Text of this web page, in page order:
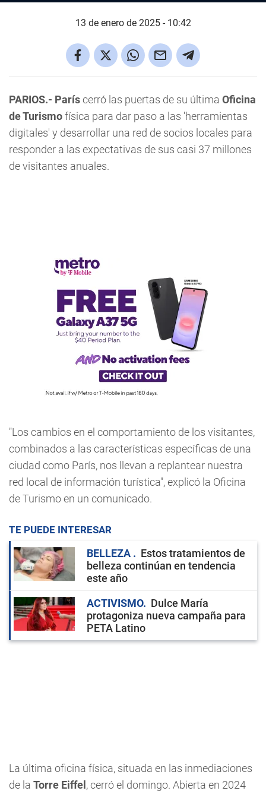
13 de enero de 2025 - 10:42
PARIOS.- Paríscerró las puertas de su última Oficina
de Turismofísica para dar paso a las 'herramientas
digitales' y desarrollar una red de socios locales para
responder a las expectativas de sus casi 37 millones
de visitantes anuales.
"Los cambios en el comportamiento de los visitantes,
combinados a las características específicas de una
ciudad como París, nos llevan a replantear nuestra
red local de información turística", explicó la Oficina
de Turismo en un comunicado.
TE PUEDE INTERESAR
BELLEZA
Estos tratamientos de
belleza continúan en tendencia
este año
ACTIVISMO
Dulce María
protagoniza nueva campaña para
PETA Latino
La última oficina física, situada en las inmediaciones
de la Torre Eiffel, cerró el domingo. Abierta en 2024